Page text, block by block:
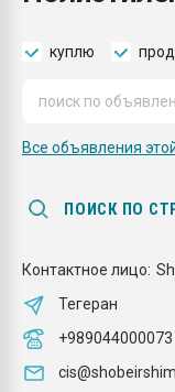
куплю
Все объявления
ПОИСК ПО
Контактное лицо:
Тегеран
+989044000073